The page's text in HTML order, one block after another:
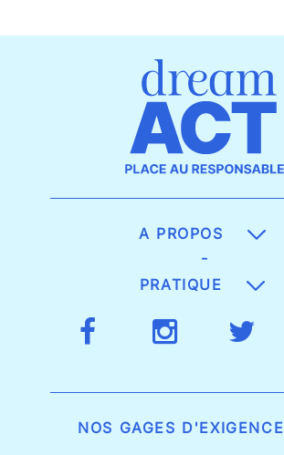
A PROPOS
-
PRATIQUE
NOS GAGES D'EXIGENCE